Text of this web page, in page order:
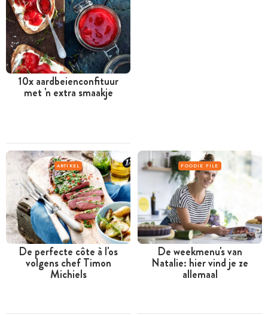
10x aardbeienconfituur
met 'n extra smaakje
ARTIKEL
De perfecte côte à l'os
volgens chef Timon
Michiels
FOODIE FILE
De weekmenu's van
Natalie: hier vind je ze
allemaal